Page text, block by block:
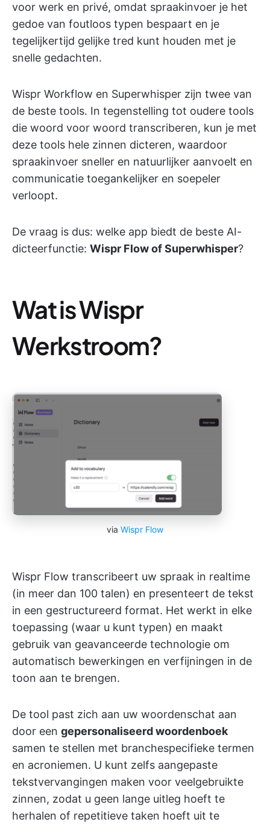
voor werk en privé, omdat spraakinvoer je het
gedoe van foutloos typen bespaart en je
tegelijkertijd gelijke tred kunt houden met je
snelle gedachten.
Wispr Workflow en Superwhisper zijn twee van
de beste tools. In tegenstelling tot oudere tools
die woord voor woord transcriberen, kun je met
deze tools hele zinnen dicteren, waardoor
spraakinvoer sneller en natuurlijker aanvoelt en
communicatie toegankelijker en soepeler
verloopt.
De vraag is dus: welke app biedt de beste AI-
dicteerfunctie: Wispr Flow of Superwhisper?
Wat is Wispr
Werkstroom?
via Wispr Flow
Wispr Flow transcribeert uw spraak in realtime
(in meer dan 100 talen) en presenteert de tekst
in een gestructureerd format. Het werkt in elke
toepassing (waar u kunt typen) en maakt
gebruik van geavanceerde technologie om
automatisch bewerkingen en verfijningen in de
toon aan te brengen.
De tool past zich aan uw woordenschat aan
door een gepersonaliseerd woordenboek
samen te stellen met branchespecifieke termen
en acroniemen. U kunt zelfs aangepaste
tekstvervangingen maken voor veelgebruikte
zinnen, zodat u geen lange uitleg hoeft te
herhalen of repetitieve taken hoeft uit te